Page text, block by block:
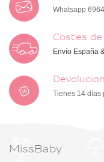
Whatsapp
Costes de
Envío España
Tienes 14 días
MissBaby